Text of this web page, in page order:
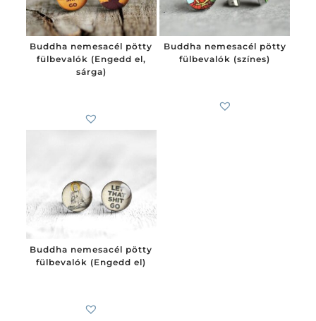
Buddha nemesacél pötty
fülbevalók (Engedd el,
sárga)
Buddha nemesacél pötty
fülbevalók (színes)
Buddha nemesacél pötty
fülbevalók (Engedd el)